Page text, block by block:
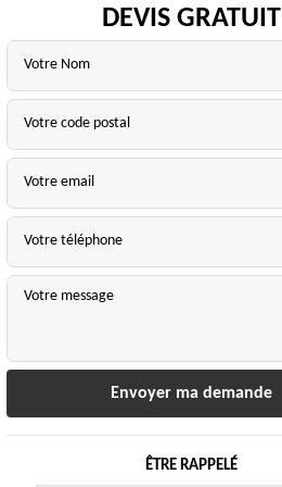
DEVIS GRATUIT
ÊTRE RAPPELÉ